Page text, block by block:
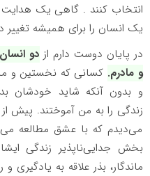
انتخاب کنند . گاهی یک
یک انسان را برای همیشه تغییر
در پایان دوست دارم از دو
و مادرم. کسانی که نخستین و
و بدون آنکه شاید خودشان
زندگی را به من آموختند. پیش
می‌دیدم که با عشق مطالعه
بخش جدایی‌ناپذیر زندگی
ماندگار، بذر علاقه به